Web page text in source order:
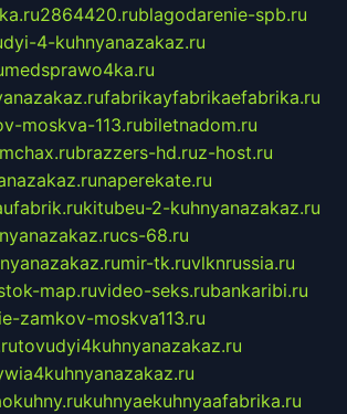
2864420.rublagodarenie-spb.ru
4-kuhnyanazakaz.ru
medsprawo4ka.ru
fabrikayfabrikaefabrika.ru
moskva-113.rubiletnadom.ru
brazzers-hd.ruz-host.ru
naperekate.ru
kitubeu-2-kuhnyanazakaz.ru
cs-68.ru
mir-tk.ruvlknrussia.ru
map.ruvideo-seks.rubankaribi.ru
zamkov-moskva113.ru
tovudyi4kuhnyanazakaz.ru
kuhnyaekuhnyaafabrika.ru